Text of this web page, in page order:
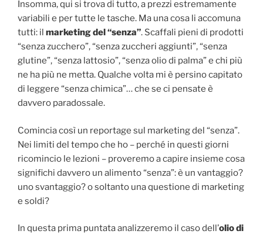
Insomma, qui si trova di tutto, a prezzi estremamente
variabili e per tutte le tasche. Ma una cosa li accomuna
tutti: il marketing del “senza”. Scaffali pieni di prodotti
“senza zucchero”, “senza zuccheri aggiunti”, “senza
glutine”, “senza lattosio”, “senza olio di palma” e chi più
ne ha più ne metta. Qualche volta mi è persino capitato
di leggere “senza chimica”… che se ci pensate è
davvero paradossale.
Comincia così un reportage sul marketing del “senza”.
Nei limiti del tempo che ho – perché in questi giorni
ricomincio le lezioni – proveremo a capire insieme cosa
significhi davvero un alimento “senza”: è un vantaggio?
uno svantaggio? o soltanto una questione di marketing
e soldi?
In questa prima puntata analizzeremo il caso dell’olio di